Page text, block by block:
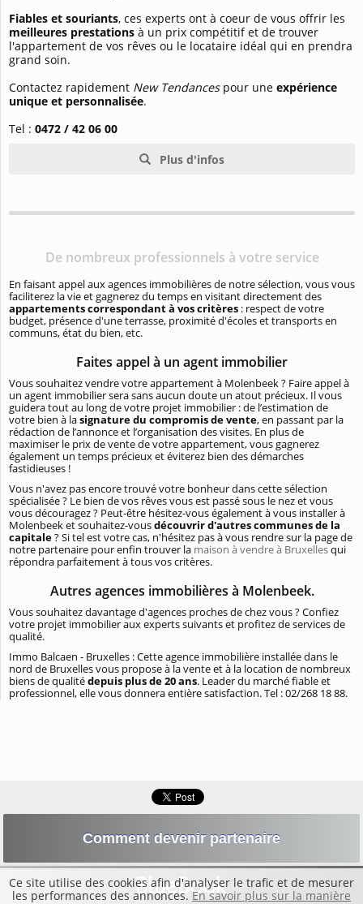
Fiables et souriants, ces experts ont à coeur de vous offrir les
meilleures prestations à un prix compétitif et de trouver
l'appartement de vos rêves ou le locataire idéal qui en prendra
grand soin.
Contactez rapidement New Tendances pour une expérience
unique et personnalisée.
Tel : 0472 / 42 06 00
Plus d'infos
De nombreux professionnels à votre service
En faisant appel aux agences immobilières de notre sélection, vous vous
faciliterez la vie et gagnerez du temps en visitant directement des
appartements correspondant à vos critères : respect de votre
budget, présence d'une terrasse, proximité d'écoles et transports en
communs, état du bien, etc.
Faites appel à un agent immobilier
Vous souhaitez vendre votre appartement à Molenbeek ? Faire appel à
un agent immobilier sera sans aucun doute un atout précieux. Il vous
guidera tout au long de votre projet immobilier : de l’estimation de
votre bien à lasignature du compromis de vente, en passant par la
rédaction de l’annonce et l’organisation des visites. En plus de
maximiser le prix de vente de votre appartement, vous gagnerez
également un temps précieux et éviterez bien des démarches
fastidieuses !
Vous n'avez pas encore trouvé votre bonheur dans cette sélection
spécialisée ? Le bien de vos rêves vous est passé sous le nez et vous
vous découragez ? Peut-être hésitez-vous également à vous installer à
Molenbeek et souhaitez-vousdécouvrir d'autres communes de la
capitale? Si tel est votre cas, n'hésitez pas à vous rendre sur la page de
notre partenaire pour enfin trouver la maison à vendre à Bruxellesqui
répondra parfaitement à tous vos critères.
Autres agences immobilières à Molenbeek.
Vous souhaitez davantage d'agences proches de chez vous ? Confiez
votre projet immobilier aux experts suivants et profitez de services de
qualité.
Immo Balcaen - Bruxelles : Cette agence immobilière installée dans le
nord de Bruxelles vous propose à la vente et à la location de nombreux
biens de qualitédepuis plus de 20 ans. Leader du marché fiable et
professionnel, elle vous donnera entière satisfaction. Tel : 02/268 18 88.
Comment devenir partenaire
Ce site utilise des cookies afin d'analyser le trafic et de mesurer
les performances des annonces. En savoir plus sur la manière